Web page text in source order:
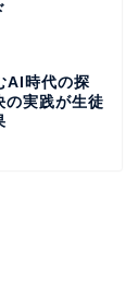
AI時代の探
の実践が生徒